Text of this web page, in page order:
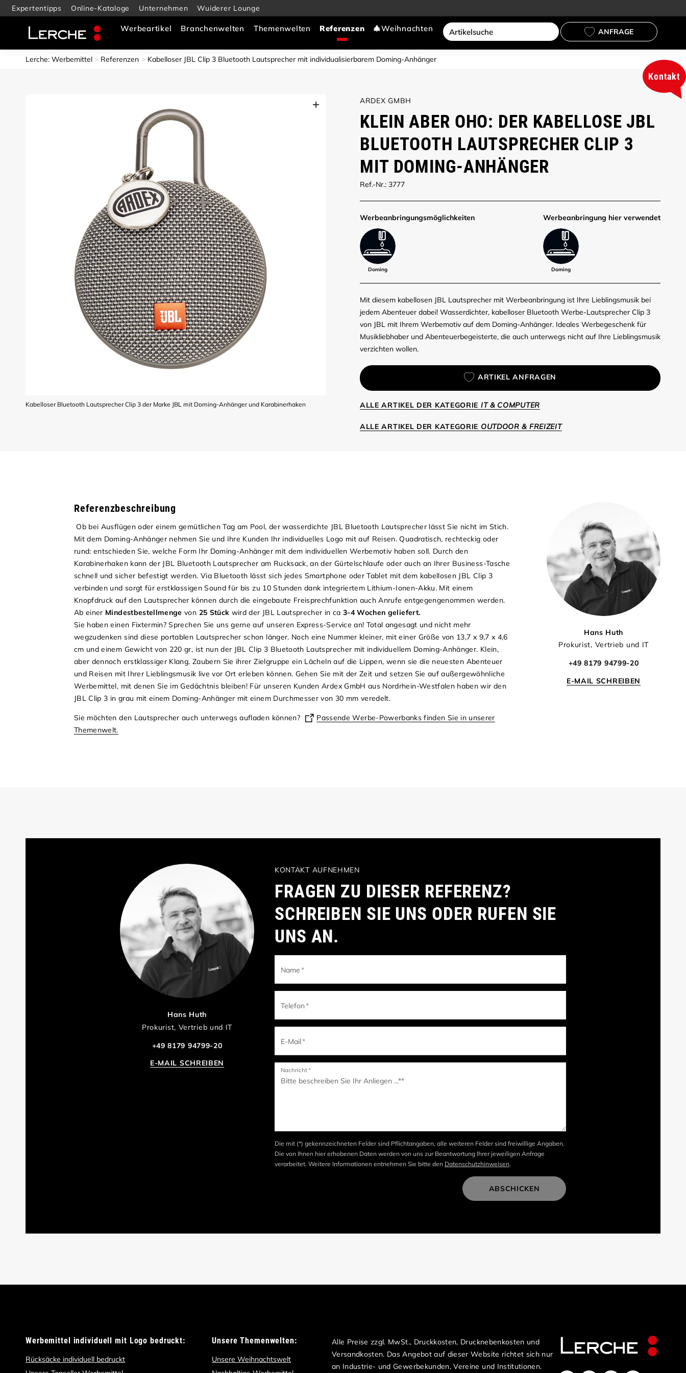
Expertentipps Online-Kataloge Unternehmen Wuiderer Lounge
Werbeartikel Branchenwelten Themenwelten 🎄Weihnachten ANFRAGE
Lerche: Werbemittel Referenzen Kabelloser JBL Clip 3 Bluetooth Lautsprecher mit individualisierbarem Doming-Anhänger
Kabelloser Bluetooth Lautsprecher Clip 3 der Marke JBL mit Doming-Anhänger und Karabinerhaken
ARDEX GMBH
KLEIN ABER OHO: DER KABELLOSE JBL
BLUETOOTH LAUTSPRECHER CLIP 3
MIT DOMING-ANHÄNGER
Ref.-Nr.: 3777
Werbe­anbringungs­möglich­keiten
Doming
Werbe­anbringung hier verwendet
Doming
Mit diesem kabellosen JBL Lautsprecher mit Werbeanbringung ist Ihre Lieblingsmusik bei
jedem Abenteuer dabei! Wasserdichter, kabelloser Bluetooth Werbe-Lautsprecher Clip 3
von JBL mit Ihrem Werbemotiv auf dem Doming-Anhänger. Ideales Werbegeschenk für
Musikliebhaber und Abenteuerbegeisterte, die auch unterwegs nicht auf Ihre Lieblingsmusik
verzichten wollen.
ARTIKEL ANFRAGEN
ALLE ARTIKEL DER KATEGORIE IT & COMPUTER
ALLE ARTIKEL DER KATEGORIE OUTDOOR & FREIZEIT
Referenzbeschreibung
Ob bei Ausflügen oder einem gemütlichen Tag am Pool, der wasserdichte JBL Bluetooth Lautsprecher lässt Sie nicht im Stich.
Mit dem Doming-Anhänger nehmen Sie und Ihre Kunden Ihr individuelles Logo mit auf Reisen. Quadratisch, rechteckig oder
rund: entschieden Sie, welche Form Ihr Doming-Anhänger mit dem individuellen Werbemotiv haben soll. Durch den
Karabinerhaken kann der JBL Bluetooth Lautsprecher am Rucksack, an der Gürtelschlaufe oder auch an Ihrer Business-Tasche
schnell und sicher befestigt werden. Via Bluetooth lässt sich jedes Smartphone oder Tablet mit dem kabellosen JBL Clip 3
verbinden und sorgt für erstklassigen Sound für bis zu 10 Stunden dank integriertem Lithium-Ionen-Akku. Mit einem
Knopfdruck auf den Lautsprecher können durch die eingebaute Freisprechfunktion auch Anrufe entgegengenommen werden.
Ab einer Mindestbestellmengevon 25 Stück wird der JBL Lautsprecher in ca 3-4 Wochen geliefert.
Sie haben einen Fixtermin? Sprechen Sie uns gerne auf unseren Express-Service an! Total angesagt und nicht mehr
wegzudenken sind diese portablen Lautsprecher schon länger. Noch eine Nummer kleiner, mit einer Größe von 13,7 x 9,7 x 4,6
cm und einem Gewicht von 220 gr, ist nun der JBL Clip 3 Bluetooth Lautsprecher mit individuellem Doming-Anhänger. Klein,
aber dennoch erstklassiger Klang. Zaubern Sie ihrer Zielgruppe ein Lächeln auf die Lippen, wenn sie die neuesten Abenteuer
und Reisen mit Ihrer Lieblingsmusik live vor Ort erleben können. Gehen Sie mit der Zeit und setzen Sie auf außergewöhnliche
Werbemittel, mit denen Sie im Gedächtnis bleiben! Für unseren Kunden Ardex GmbH aus Nordrhein-Westfalen haben wir den
JBL Clip 3 in grau mit einem Doming-Anhänger mit einem Durchmesser von 30 mm veredelt.
Sie möchten den Lautsprecher auch unterwegs aufladen können?
Passende Werbe-Powerbanks finden Sie in unserer
Themenwelt.
Hans Huth
Prokurist, Vertrieb und IT
+49 8179 94799-20
E-MAIL SCHREIBEN
Hans Huth
Prokurist, Vertrieb und IT
+49 8179 94799-20
E-MAIL SCHREIBEN
KONTAKT AUFNEHMEN
FRAGEN ZU DIESER REFERENZ?
SCHREIBEN SIE UNS ODER RUFEN SIE
UNS AN.
Name*
Telefon*
E-Mail*
Nachricht*
Die mit (*) gekennzeichneten Felder sind Pflichtangaben, alle weiteren Felder sind freiwillige Angaben.
Die von Ihnen hier erhobenen Daten werden von uns zur Beantwortung Ihrer jeweiligen Anfrage
verarbeitet. Weitere Informationen entnehmen Sie bitte den Datenschutzhinweisen.
ABSCHICKEN
Werbemittel individuell mit Logo bedruckt:
Rücksäcke individuell bedruckt
Unsere Themenwelten:
Unsere Weihnachtswelt
Alle Preise zzgl. MwSt., Druckkosten, Drucknebenkosten und
Versandkosten. Das Angebot auf dieser Website richtet sich nur
an Industrie- und Gewerbekunden, Vereine und Institutionen.
Kontakt